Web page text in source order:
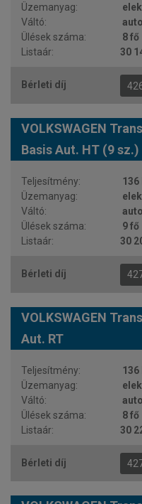
8 fő
30
VOLKSWAGEN
Basis Aut. HT (9 sz.)
136
9 fő
30
VOLKSWAGEN
Aut. RT
136
8 fő
30